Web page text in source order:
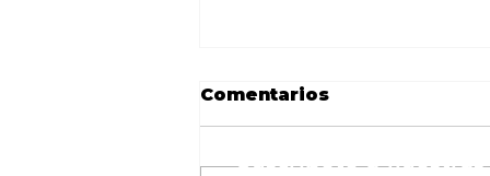
Comentarios
Suscríbete a